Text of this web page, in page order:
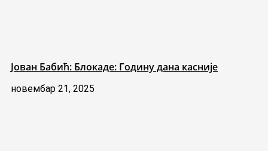
Јован Бабић: Блокаде: Годину дана касније
новембар 21, 2025